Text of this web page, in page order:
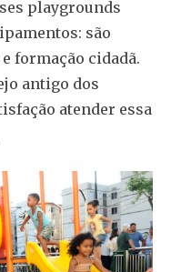
playgrounds
são
formação cidadã.
antigo dos
atender essa